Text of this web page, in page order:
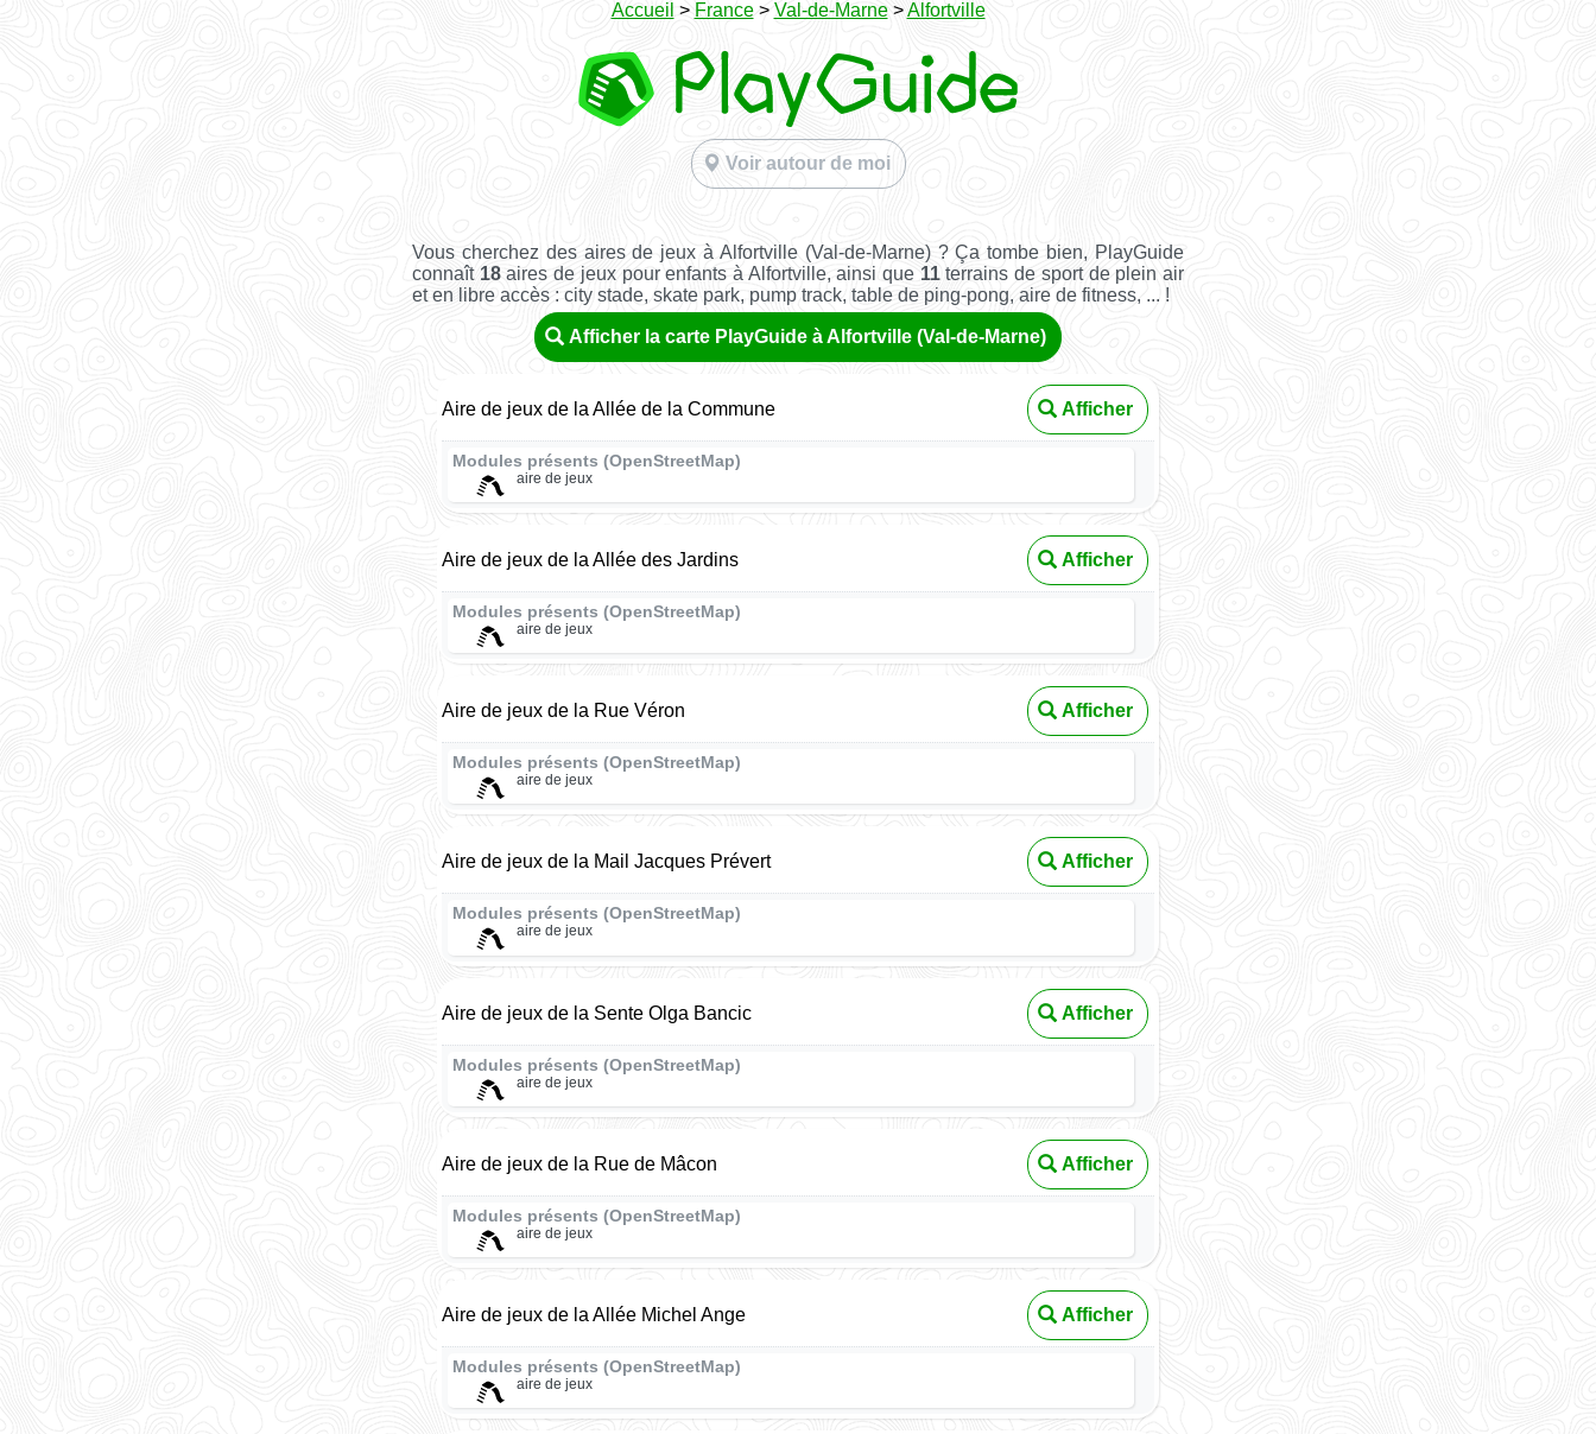
Accueil > France> Val-de-Marne>Alfortville
Voir autour de moi
Vous cherchez des aires de jeux à Alfortville (Val-de-Marne) ? Ça tombe bien, PlayGuide
connaît 18aires de jeux pour enfants à Alfortville, ainsi que 11terrains de sport de plein air
et en libre accès : city stade, skate park, pump track, table de ping-pong, aire de fitness, ... !
Afficher la carte PlayGuide à Alfortville (Val-de-Marne)
Aire de jeux de la Allée de la Commune Afficher
Modules présents (OpenStreetMap)
aire de jeux
Aire de jeux de la Allée des Jardins Afficher
Modules présents (OpenStreetMap)
aire de jeux
Aire de jeux de la Rue Véron Afficher
Modules présents (OpenStreetMap)
aire de jeux
Aire de jeux de la Mail Jacques Prévert Afficher
Modules présents (OpenStreetMap)
aire de jeux
Aire de jeux de la Sente Olga Bancic Afficher
Modules présents (OpenStreetMap)
aire de jeux
Aire de jeux de la Rue de Mâcon Afficher
Modules présents (OpenStreetMap)
aire de jeux
Aire de jeux de la Allée Michel Ange Afficher
Modules présents (OpenStreetMap)
aire de jeux